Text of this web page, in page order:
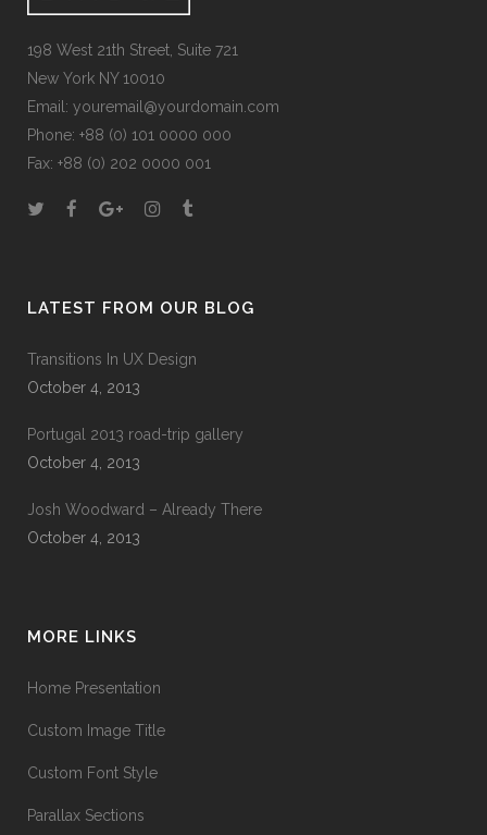
198 West 21th Street, Suite 721
New York NY 10010
Email: youremail@yourdomain.com
Phone: +88 (0) 101 0000 000
Fax: +88 (0) 202 0000 001
LATEST FROM OUR BLOG
Transitions In UX Design
October 4, 2013
Portugal 2013 road-trip gallery
October 4, 2013
Josh Woodward – Already There
October 4, 2013
MORE LINKS
Home Presentation
Custom Image Title
Custom Font Style
Parallax Sections